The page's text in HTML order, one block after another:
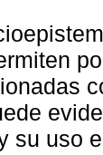
su uso